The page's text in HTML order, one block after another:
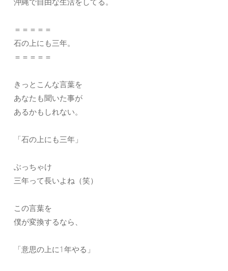
＝＝＝＝＝
石の上にも三年。
＝＝＝＝＝
きっとこんな言葉を
あなたも聞いた事が
あるかもしれない。
「石の上にも三年」
ぶっちゃけ
三年って長いよね（笑）
この言葉を
僕が変換するなら、
「意思の上に1年やる」